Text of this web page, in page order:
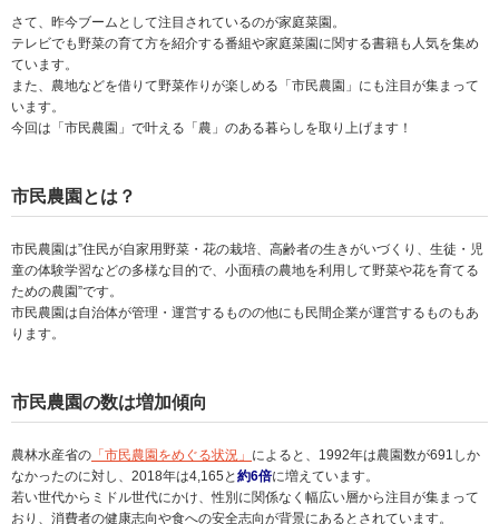
さて、昨今ブームとして注目されているのが家庭菜園。
テレビでも野菜の育て方を紹介する番組や家庭菜園に関する書籍も人気を集め
ています。
また、農地などを借りて野菜作りが楽しめる「市民農園」にも注目が集まって
います。
今回は「市民農園」で叶える「農」のある暮らしを取り上げます！
市民農園とは？
市民農園は”住民が自家用野菜・花の栽培、高齢者の生きがいづくり、生徒・児
童の体験学習などの多様な目的で、小面積の農地を利用して野菜や花を育てる
ための農園”です。
市民農園は自治体が管理・運営するものの他にも民間企業が運営するものもあ
ります。
市民農園の数は増加傾向
農林水産省の 「市民農園をめぐる状況」 によると、1992年は農園数が691しか
なかったのに対し、2018年は4,165と 約6倍に増えています。
若い世代からミドル世代にかけ、性別に関係なく幅広い層から注目が集まって
おり、消費者の健康志向や食への安全志向が背景にあるとされています。